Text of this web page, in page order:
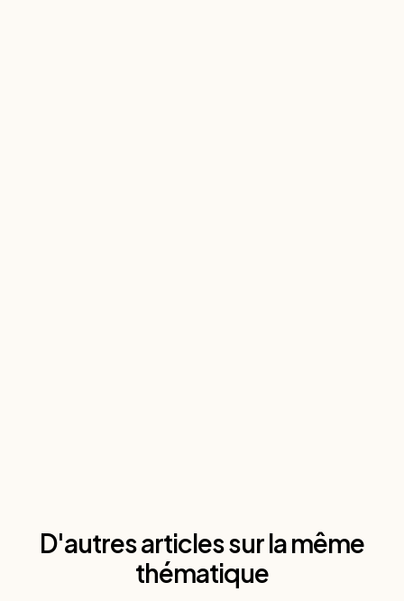
D'autres articles sur la même
thématique